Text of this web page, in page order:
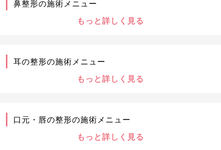
鼻整形の施術メニュー
もっと詳しく見る
耳の整形の施術メニュー
もっと詳しく見る
口元・唇の整形の施術メニュー
もっと詳しく見る